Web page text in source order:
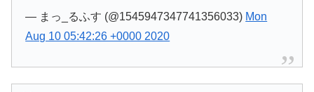
— まっ_るふす (@1545947347741356033) Mon
Aug 10 05:42:26 +0000 2020